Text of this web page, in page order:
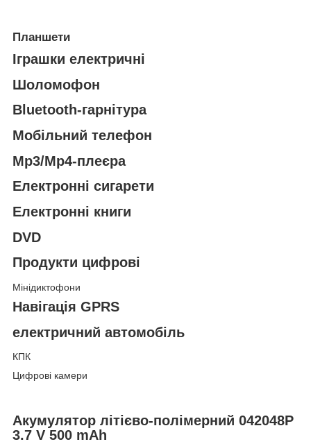
Планшети
Іграшки електричні
Шоломофон
Bluetooth-гарнітура
Мобільний телефон
Mp3/Mp4-плеєра
Електронні сигарети
Електронні книги
DVD
Продукти цифрові
Мінідиктофони
Навігація GPRS
електричний автомобіль
КПК
Цифрові камери
Акумулятор літієво-полімерний 042048P
3.7 V 500 mAh